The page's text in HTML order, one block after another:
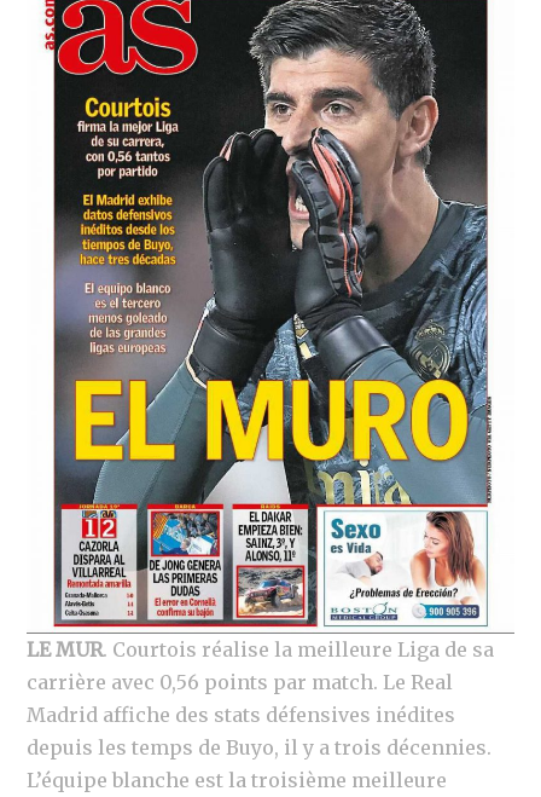
LE MUR. Courtois réalise la meilleure Liga de sa
carrière avec 0,56 points par match. Le Real
Madrid affiche des stats défensives inédites
depuis les temps de Buyo, il y a trois décennies.
L’équipe blanche est la troisième meilleure